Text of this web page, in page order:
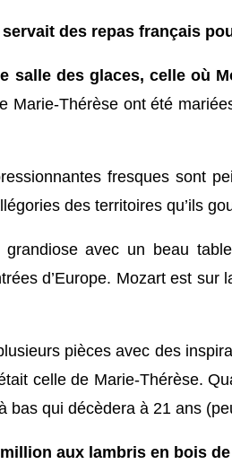
des repas français
salle des glaces, celle où
Marie-Thérèse ont été
fresques sont
des territoires qu’ils
avec un beau
d’Europe. Mozart est
pièces avec des
celle de Marie-Thérèse.
bas qui décèdera à 21 ans
aux lambris en bois